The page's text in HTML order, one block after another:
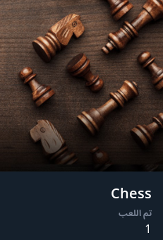
Chess
تم اللعب
1